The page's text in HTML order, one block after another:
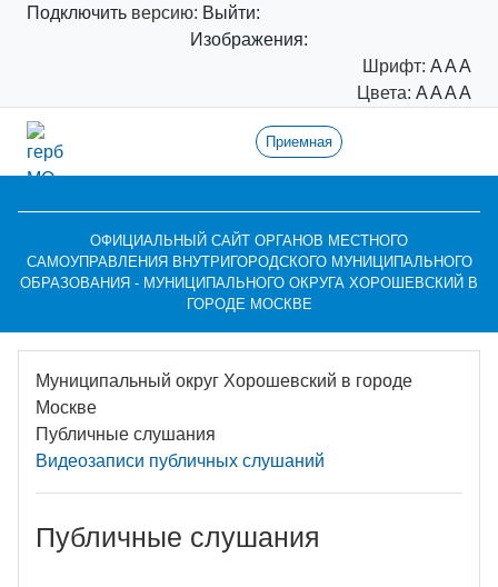
Подключить версию: Выйти:
Изображения:
Шрифт: AAA
Цвета: AAAA
Приемная
ОФИЦИАЛЬНЫЙ САЙТ ОРГАНОВ МЕСТНОГО
САМОУПРАВЛЕНИЯ ВНУТРИГОРОДСКОГО МУНИЦИПАЛЬНОГО
ОБРАЗОВАНИЯ - МУНИЦИПАЛЬНОГО ОКРУГА ХОРОШЕВСКИЙ В
ГОРОДЕ МОСКВЕ
Муниципальный округ Хорошевский в городе
Москве
Публичные слушания
Видеозаписи публичных слушаний
Публичные слушания